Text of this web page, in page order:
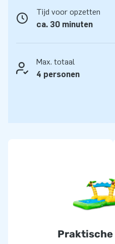
Tijd voor opzetten
ca. 30 minuten
Max. totaal
4 personen